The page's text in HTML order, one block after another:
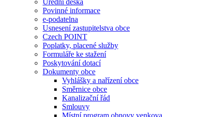
Úřední deska
Povinné informace
e-podatelna
Usnesení zastupitelstva obce
Czech POINT
Poplatky, placené služby
Formuláře ke stažení
Poskytování dotací
Dokumenty obce
Vyhlášky a nařízení obce
Směrnice obce
Kanalizační řád
Smlouvy
Místní program obnovy venkova